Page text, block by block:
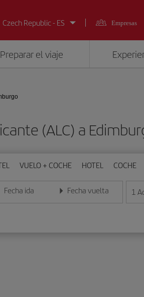
Czech Republic - ES
Empresas
Preparar el viaje
(ALC) a
VUELO + COCHE HOTEL COCHE
Fecha ida
la fecha en formato día/mes/año
Fecha vuelta
Introduce la fecha en 1